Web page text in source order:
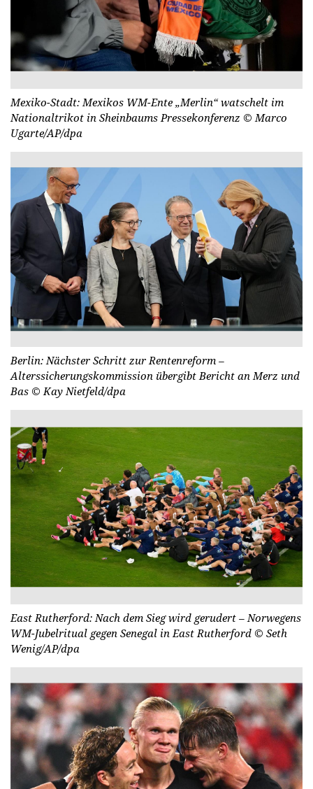
Mexiko-Stadt: Mexikos WM-Ente „Merlin“ watschelt im
Nationaltrikot in Sheinbaums Pressekonferenz © Marco
Ugarte/AP/dpa
Berlin: Nächster Schritt zur Rentenreform –
Alterssicherungskommission übergibt Bericht an Merz und
Bas © Kay Nietfeld/dpa
East Rutherford: Nach dem Sieg wird gerudert – Norwegens
WM-Jubelritual gegen Senegal in East Rutherford © Seth
Wenig/AP/dpa